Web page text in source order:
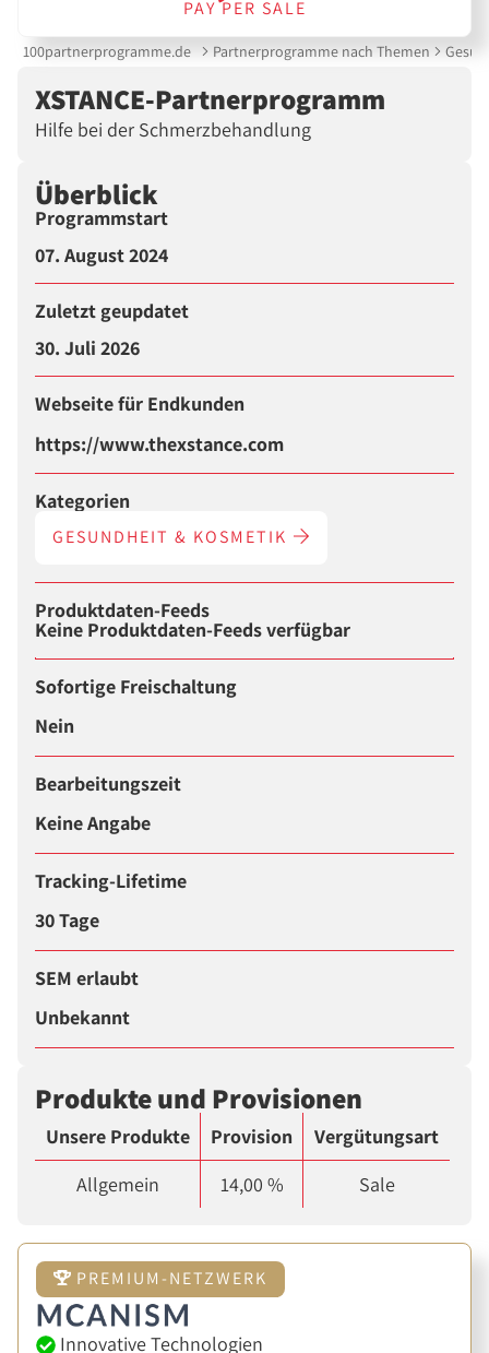
PAY PER SALE
100partnerprogramme.de Partnerprogramme nach Themen
XSTANCE-Partnerprogramm
Hilfe bei der Schmerzbehandlung
Überblick
Programmstart
07. August 2024
Zuletzt geupdatet
30. Juli 2026
Webseite für Endkunden
https://www.thexstance.com
Kategorien
GESUNDHEIT & KOSMETIK
Produktdaten-Feeds
Keine Produktdaten-Feeds verfügbar
Sofortige Freischaltung
Nein
Bearbeitungszeit
Keine Angabe
Tracking-Lifetime
30 Tage
SEM erlaubt
Unbekannt
Produkte und Provisionen
Unsere Produkte Provision
Vergütungsart
Allgemein
14,00 % Sale
PREMIUM-NETZWERK
Innovative Technologien